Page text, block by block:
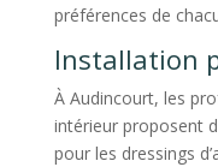
préférences de
Installation
À Audincourt, les
intérieur proposent
pour les dressings